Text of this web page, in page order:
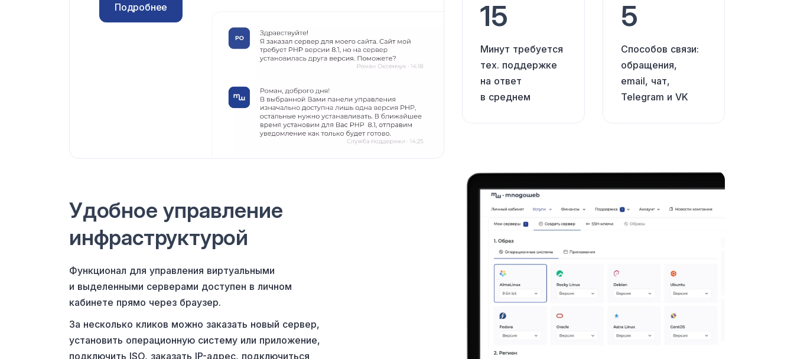
Подробнее 15
Минут требуется
тех. поддержке
на ответ
в среднем
5
Способов связи:
обращения,
email, чат,
Telegram и VK
Удобное управление
инфраструктурой
Функционал для управления виртуальными
и выделенными серверами доступен в личном
кабинете прямо через браузер.
За несколько кликов можно заказать новый сервер,
установить операционную систему или приложение,
подключить ISO, заказать IP-адрес, подключиться